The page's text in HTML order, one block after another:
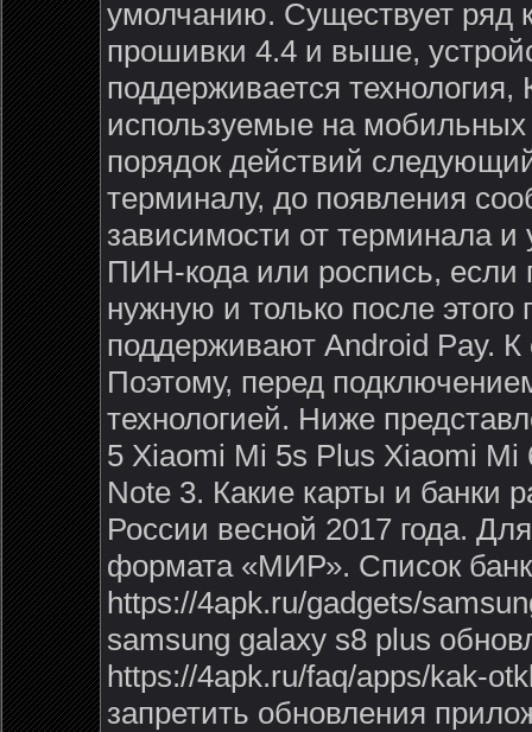
умолчанию. Существует ряд
прошивки 4.4 и выше,
поддерживается
используемые на
порядок действий
терминалу, до появления
зависимости от терминала
ПИН-кода или роспись, если
нужную и только после
поддерживают Android Pay.
Поэтому, перед
технологией. Ниже
5 Xiaomi Mi 5s Plus Xiaomi
Note 3. Какие карты и банки
России весной 2017 года.
формата «МИР». Список
https://4apk.ru/gadgets/
samsung galaxy s8 plus
https://4apk.ru/faq/apps/kak-
запретить обновления